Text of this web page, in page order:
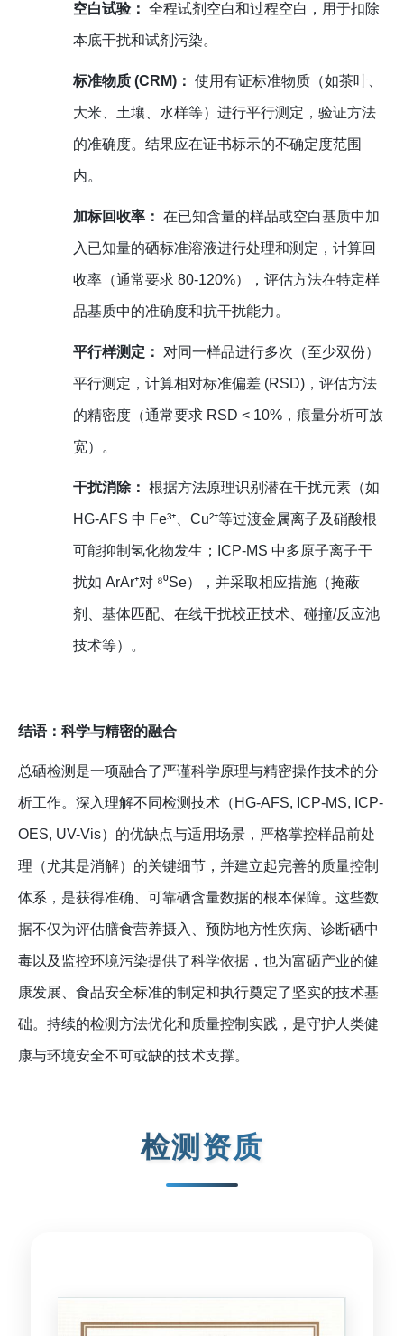
空白试验： 全程试剂空白和过程空白，用于扣除
本底干扰和试剂污染。
标准物质 (CRM)： 使用有证标准物质（如茶叶、
大米、土壤、水样等）进行平行测定，验证方法
的准确度。结果应在证书标示的不确定度范围
内。
加标回收率： 在已知含量的样品或空白基质中加
入已知量的硒标准溶液进行处理和测定，计算回
收率（通常要求 80-120%），评估方法在特定样
品基质中的准确度和抗干扰能力。
平行样测定： 对同一样品进行多次（至少双份）
平行测定，计算相对标准偏差 (RSD)，评估方法
的精密度（通常要求 RSD < 10%，痕量分析可放
宽）。
干扰消除： 根据方法原理识别潜在干扰元素（如
HG-AFS 中 Fe³⁺、Cu²⁺等过渡金属离子及硝酸根
可能抑制氢化物发生；ICP-MS 中多原子离子干
扰如 ArAr⁺对 ⁸⁰Se），并采取相应措施（掩蔽
剂、基体匹配、在线干扰校正技术、碰撞/反应池
技术等）。
结语：科学与精密的融合
总硒检测是一项融合了严谨科学原理与精密操作技术的分
析工作。深入理解不同检测技术（HG-AFS, ICP-MS, ICP-
OES, UV-Vis）的优缺点与适用场景，严格掌控样品前处
理（尤其是消解）的关键细节，并建立起完善的质量控制
体系，是获得准确、可靠硒含量数据的根本保障。这些数
据不仅为评估膳食营养摄入、预防地方性疾病、诊断硒中
毒以及监控环境污染提供了科学依据，也为富硒产业的健
康发展、食品安全标准的制定和执行奠定了坚实的技术基
础。持续的检测方法优化和质量控制实践，是守护人类健
康与环境安全不可或缺的技术支撑。
检测资质